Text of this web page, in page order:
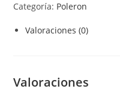
Categoría: Poleron
Valoraciones (0)
Valoraciones